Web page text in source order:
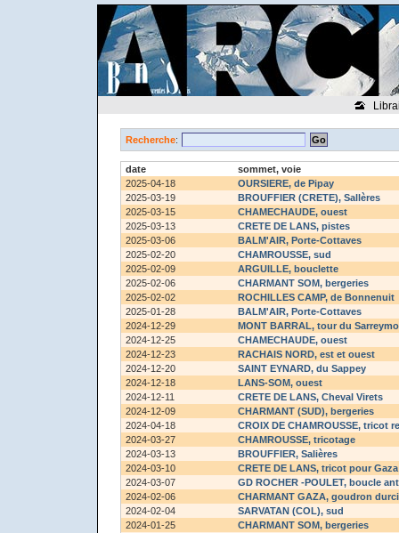
Recherche:
date
sommet, voie
2025-04-18
OURSIERE, de Pipay
2025-03-19
BROUFFIER (CRETE), Sallères
2025-03-15
CHAMECHAUDE, ouest
2025-03-13
CRETE DE LANS, pistes
2025-03-06
BALM'AIR, Porte-Cottaves
2025-02-20
CHAMROUSSE, sud
2025-02-09
ARGUILLE, bouclette
2025-02-06
CHARMANT SOM, bergeries
2025-02-02
ROCHILLES CAMP, de Bonnenuit
2025-01-28
BALM'AIR, Porte-Cottaves
2024-12-29
MONT BARRAL, tour du
2024-12-25
CHAMECHAUDE, ouest
2024-12-23
RACHAIS NORD, est et ouest
2024-12-20
SAINT EYNARD, du Sappey
2024-12-18
LANS-SOM, ouest
2024-12-11
CRETE DE LANS, Cheval Virets
2024-12-09
CHARMANT (SUD), bergeries
2024-04-18
CROIX DE CHAMROUSSE, tricot
2024-03-27
CHAMROUSSE, tricotage
2024-03-13
BROUFFIER, Salières
2024-03-10
CRETE DE LANS, tricot pour Gaza
2024-03-07
GD ROCHER -POULET, boucle
2024-02-06
CHARMANT GAZA, goudron durci
2024-02-04
SARVATAN (COL), sud
2024-01-25
CHARMANT SOM, bergeries